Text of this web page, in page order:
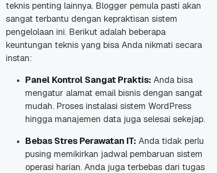
teknis penting lainnya. Blogger pemula pasti akan
sangat terbantu dengan kepraktisan sistem
pengelolaan ini. Berikut adalah beberapa
keuntungan teknis yang bisa Anda nikmati secara
instan:
Panel Kontrol Sangat Praktis: Anda bisa
mengatur alamat email bisnis dengan sangat
mudah. Proses instalasi sistem WordPress
hingga manajemen data juga selesai sekejap.
Bebas Stres Perawatan IT: Anda tidak perlu
pusing memikirkan jadwal pembaruan sistem
operasi harian. Anda juga terbebas dari tugas